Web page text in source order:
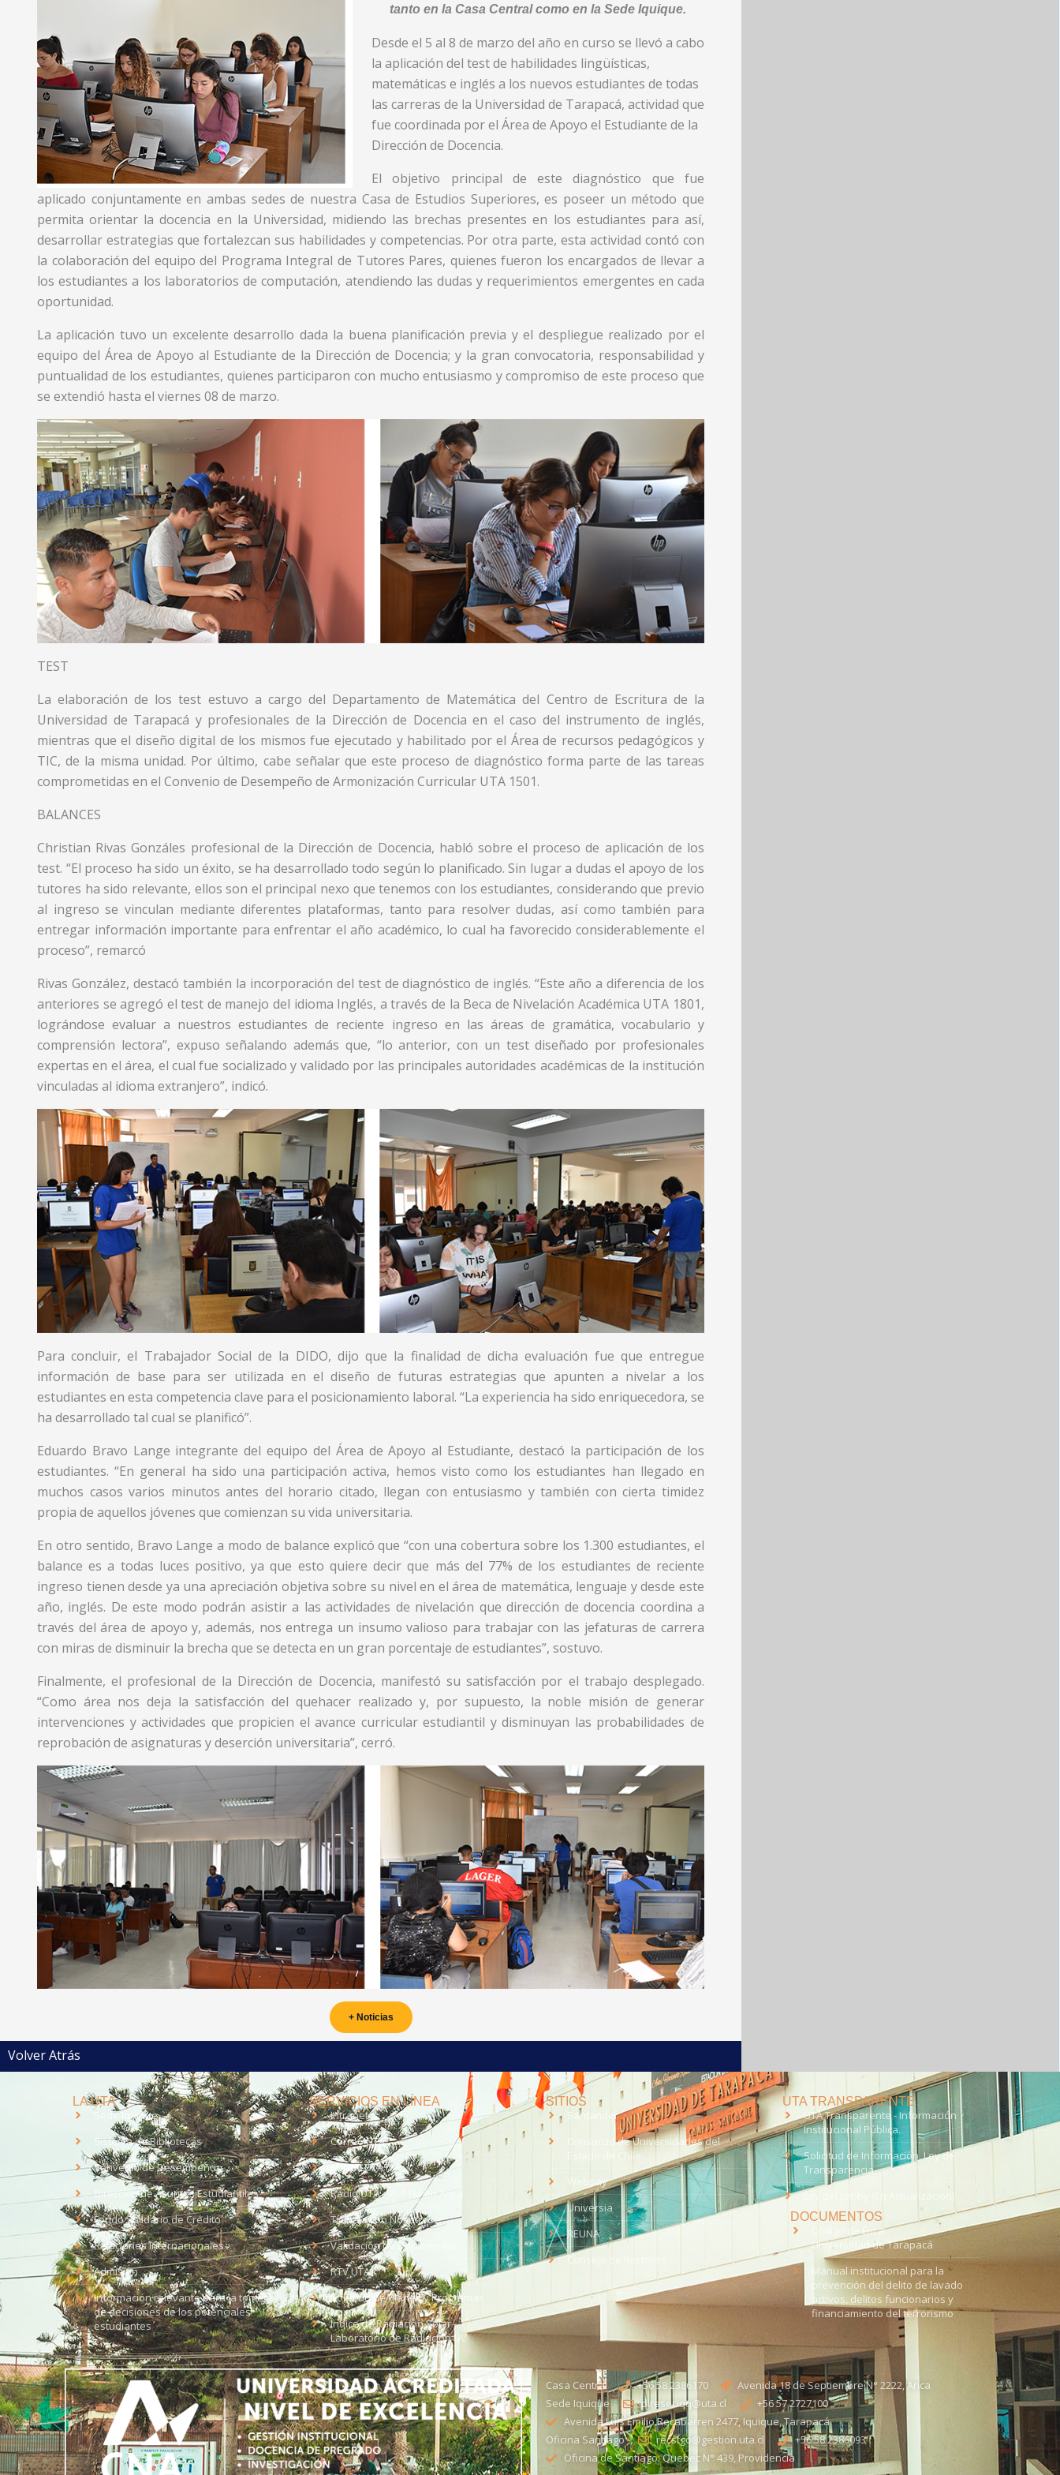
tanto en la Casa Central como en la Sede Iquique.
Desde el 5 al 8 de marzo del año en curso se llevó a cabo
la aplicación del test de habilidades lingüísticas,
matemáticas e inglés a los nuevos estudiantes de todas
las carreras de la Universidad de Tarapacá, actividad que
fue coordinada por el Área de Apoyo el Estudiante de la
Dirección de Docencia.
El objetivo principal de este diagnóstico que fue
aplicado conjuntamente en ambas sedes de nuestra Casa de Estudios Superiores, es poseer un método que
permita orientar la docencia en la Universidad, midiendo las brechas presentes en los estudiantes para así,
desarrollar estrategias que fortalezcan sus habilidades y competencias. Por otra parte, esta actividad contó con
la colaboración del equipo del Programa Integral de Tutores Pares, quienes fueron los encargados de llevar a
los estudiantes a los laboratorios de computación, atendiendo las dudas y requerimientos emergentes en cada
oportunidad.
La aplicación tuvo un excelente desarrollo dada la buena planificación previa y el despliegue realizado por el
equipo del Área de Apoyo al Estudiante de la Dirección de Docencia; y la gran convocatoria, responsabilidad y
puntualidad de los estudiantes, quienes participaron con mucho entusiasmo y compromiso de este proceso que
se extendió hasta el viernes 08 de marzo.
TEST
La elaboración de los test estuvo a cargo del Departamento de Matemática del Centro de Escritura de la
Universidad de Tarapacá y profesionales de la Dirección de Docencia en el caso del instrumento de inglés,
mientras que el diseño digital de los mismos fue ejecutado y habilitado por el Área de recursos pedagógicos y
TIC, de la misma unidad. Por último, cabe señalar que este proceso de diagnóstico forma parte de las tareas
comprometidas en el Convenio de Desempeño de Armonización Curricular UTA 1501.
BALANCES
Christian Rivas Gonzáles profesional de la Dirección de Docencia, habló sobre el proceso de aplicación de los
test. “El proceso ha sido un éxito, se ha desarrollado todo según lo planificado. Sin lugar a dudas el apoyo de los
tutores ha sido relevante, ellos son el principal nexo que tenemos con los estudiantes, considerando que previo
al ingreso se vinculan mediante diferentes plataformas, tanto para resolver dudas, así como también para
entregar información importante para enfrentar el año académico, lo cual ha favorecido considerablemente el
proceso”, remarcó
Rivas González, destacó también la incorporación del test de diagnóstico de inglés. “Este año a diferencia de los
anteriores se agregó el test de manejo del idioma Inglés, a través de la Beca de Nivelación Académica UTA 1801,
lográndose evaluar a nuestros estudiantes de reciente ingreso en las áreas de gramática, vocabulario y
comprensión lectora”, expuso señalando además que, “lo anterior, con un test diseñado por profesionales
expertas en el área, el cual fue socializado y validado por las principales autoridades académicas de la institución
vinculadas al idioma extranjero”, indicó.
Para concluir, el Trabajador Social de la DIDO, dijo que la finalidad de dicha evaluación fue que entregue
información de base para ser utilizada en el diseño de futuras estrategias que apunten a nivelar a los
estudiantes en esta competencia clave para el posicionamiento laboral. “La experiencia ha sido enriquecedora, se
ha desarrollado tal cual se planificó”.
Eduardo Bravo Lange integrante del equipo del Área de Apoyo al Estudiante, destacó la participación de los
estudiantes. “En general ha sido una participación activa, hemos visto como los estudiantes han llegado en
muchos casos varios minutos antes del horario citado, llegan con entusiasmo y también con cierta timidez
propia de aquellos jóvenes que comienzan su vida universitaria.
En otro sentido, Bravo Lange a modo de balance explicó que “con una cobertura sobre los 1.300 estudiantes, el
balance es a todas luces positivo, ya que esto quiere decir que más del 77% de los estudiantes de reciente
ingreso tienen desde ya una apreciación objetiva sobre su nivel en el área de matemática, lenguaje y desde este
año, inglés. De este modo podrán asistir a las actividades de nivelación que dirección de docencia coordina a
través del área de apoyo y, además, nos entrega un insumo valioso para trabajar con las jefaturas de carrera
con miras de disminuir la brecha que se detecta en un gran porcentaje de estudiantes”, sostuvo.
Finalmente, el profesional de la Dirección de Docencia, manifestó su satisfacción por el trabajo desplegado.
“Como área nos deja la satisfacción del quehacer realizado y, por supuesto, la noble misión de generar
intervenciones y actividades que propicien el avance curricular estudiantil y disminuyan las probabilidades de
reprobación de asignaturas y deserción universitaria”, cerró.
+ Noticias
Volver Atrás
LA UTA
Sede Iquique
Sistema de Bibliotecas
Convenio de Desempeño
Dirección de Asuntos Estudiantiles
Fondo Solidario de Crédito
Relaciones Internacionales
Admisión
Información relevante para la toma
de decisiones de los potenciales
estudiantes
SERVICIOS EN LÍNEA
Intranet
Correo UTA
EUDEV UTAmed
Radio UTA - 95.9 FM en Arica
Trabaja con Nosotros
Validación de Documentos
RTV UTA
Solicitud de Planes y Programas
Índice de Radiación Solar -
Laboratorio de Radiación UV
SITIOS
Santander
Consorcio de Universidades del
Estado de Chile
Webpay
Universia
REUNA
UTA TRANSPARENTE
UTA Transparente - Información
Institucional Pública.
Solicitud de Información, Ley de
Transparencia
Ley del Lobby (En Actualización)
DOCUMENTOS
Código de Ética
Universidad de Tarapacá
Manual institucional para la
prevención del delito de lavado
activos, delitos funcionarios y
financiamiento del terrorismo
Casa Central +56 58 2386170
Avenida 18 de Septiembre N° 2222, Arica
Sede Iquique
direseciqq@uta.cl
+56 57 2727100​
Avenida Luis Emilio Recabarren 2477, Iquique, Tarapacá
Oficina Santiago
recstgo@gestion.uta.cl
+56 58 2386093
Oficina de Santiago: Quebec N° 439, Providencia